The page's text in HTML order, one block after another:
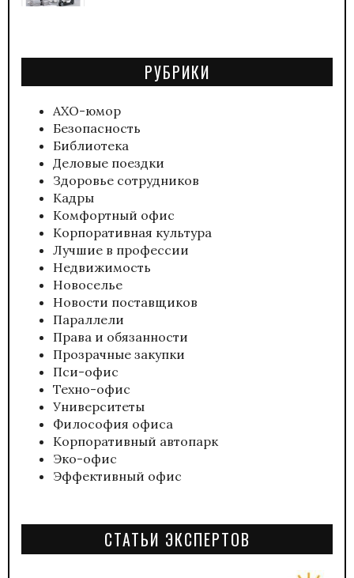
РУБРИКИ
АХО-юмор
Безопасность
Библиотека
Деловые поездки
Здоровье сотрудников
Кадры
Комфортный офис
Корпоративная культура
Лучшие в профессии
Недвижимость
Новоселье
Новости поставщиков
Параллели
Права и обязанности
Прозрачные закупки
Пси-офис
Техно-офис
Университеты
Философия офиса
Корпоративный автопарк
Эко-офис
Эффективный офис
СТАТЬИ ЭКСПЕРТОВ